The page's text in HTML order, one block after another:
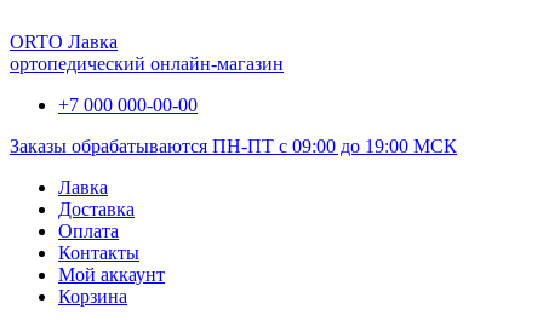
ORTO Лавка
ортопедический онлайн-магазин
+7 000 000-00-00
Заказы обрабатываются ПН-ПТ с 09:00 до 19:00 МСК
Лавка
Доставка
Оплата
Контакты
Мой аккаунт
Корзина